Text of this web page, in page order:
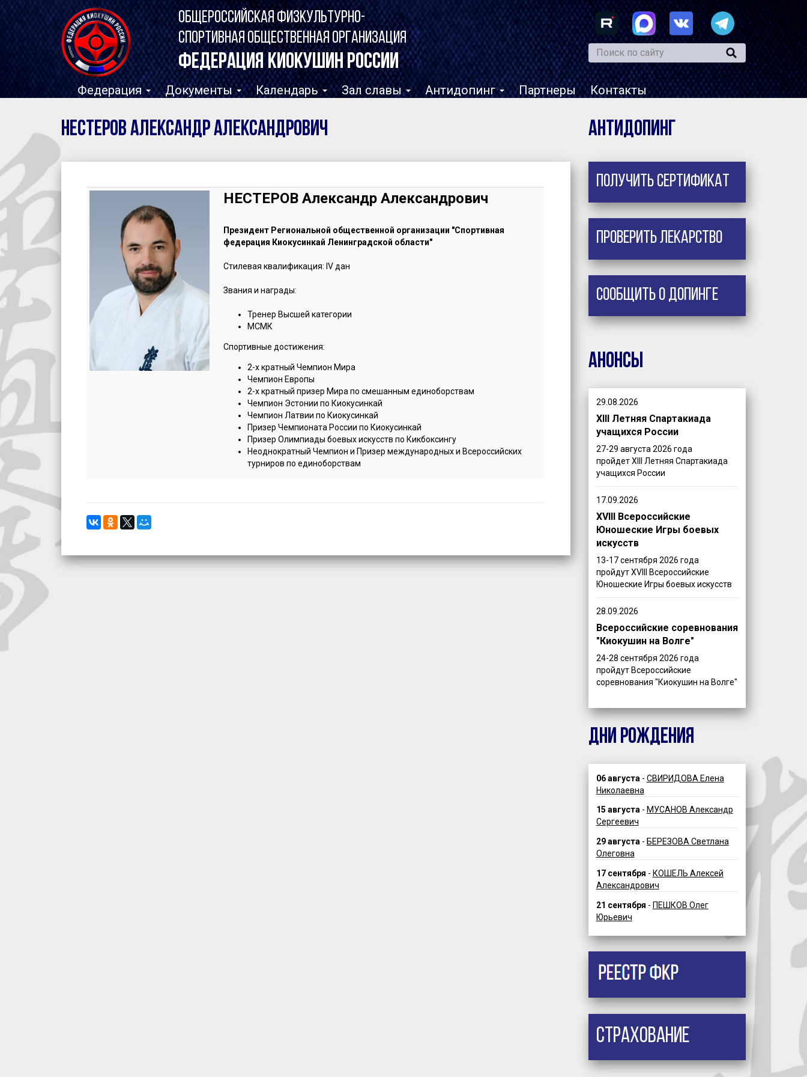
ОБЩЕРОССИЙСКАЯ ФИЗКУЛЬТУРНО-
СПОРТИВНАЯ ОБЩЕСТВЕННАЯ ОРГАНИЗАЦИЯ
ФЕДЕРАЦИЯ КИОКУШИН РОССИИ
Федерация Документы Календарь Зал славы Антидопинг Партнеры Контакты
НЕСТЕРОВ Александр Александрович Антидопинг
НЕСТЕРОВ Александр Александрович
Президент Региональной общественной организации "Спортивная
федерация Киокусинкай Ленинградской области"
Стилевая квалификация: IV дан
Звания и награды:
Тренер Высшей категории
МСМК
Спортивные достижения:
2-х кратный Чемпион Мира
Чемпион Европы
2-х кратный призер Мира по смешанным единоборствам
Чемпион Эстонии по Киокусинкай
Чемпион Латвии по Киокусинкай
Призер Чемпионата России по Киокусинкай
Призер Олимпиады боевых искусств по Кикбоксингу
Неоднократный Чемпион и Призер международных и Всероссийских
турниров по единоборствам
Получить сертификат
Проверить лекарство
Сообщить о допинге
Анонсы
29.08.2026
XIII Летняя Спартакиада
учащихся России
27-29 августа 2026 года
пройдет XIII Летняя Спартакиада
учащихся России
17.09.2026
XVIII Всероссийские
Юношеские Игры боевых
искусств
13-17 сентября 2026 года
пройдут XVIII Всероссийские
Юношеские Игры боевых искусств
28.09.2026
Всероссийские соревнования
"Киокушин на Волге"
24-28 сентября 2026 года
пройдут Всероссийские
соревнования "Киокушин на Волге"
ДНИ РОЖДЕНИЯ
06 августа - СВИРИДОВА Елена
Николаевна
15 августа- МУСАНОВ Александр
Сергеевич
29 августа - БЕРЕЗОВА Светлана
Олеговна
17 сентября - КОШЕЛЬ Алексей
Александрович
21 сентября - ПЕШКОВ Олег
Юрьевич
Страхование